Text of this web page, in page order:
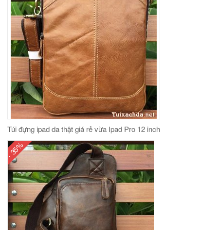
Túi đựng ipad da thật giá rẻ vừa Ipad Pro 12 inch
- 35%